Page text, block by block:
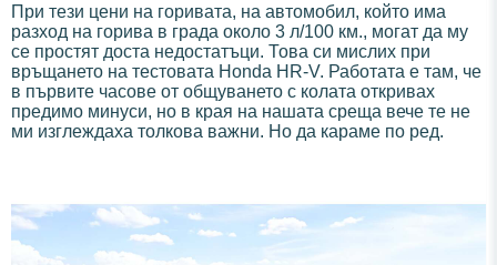
При тези цени на горивата, на автомобил, който има
разход на горива в града около 3 л/100 км., могат да му
се простят доста недостатъци. Това си мислих при
връщането на тестовата Honda HR-V. Работата е там, че
в първите часове от общуването с колата откривах
предимо минуси, но в края на нашата среща вече те не
ми изглеждаха толкова важни. Но да караме по ред.